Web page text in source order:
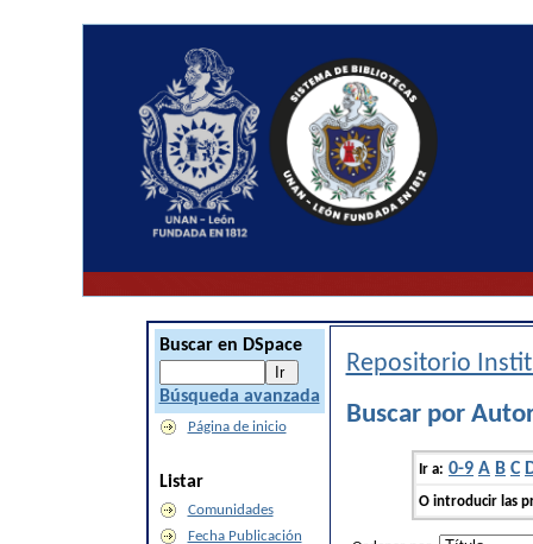
Buscar en DSpace
Búsqueda avanzada
Página de inicio
Listar
Comunidades
Fecha Publicación
Repositorio
Buscar por
Ir a: 0-9 A B C
O introducir las